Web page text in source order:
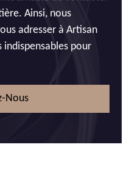
Ainsi, nous
adresser à Artisan
pour
Nous